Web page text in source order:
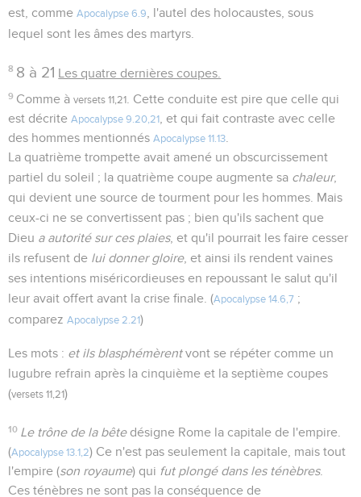
est, comme Apocalypse 6.9
, l'autel des holocaustes, sous
lequel sont les âmes des martyrs.
8 8 à 21 Les quatre dernières coupes.
9 Comme àversets 11,21
. Cette conduite est pire que celle qui
est décrite Apocalypse 9.20,21
, et qui fait contraste avec celle
des hommes mentionnés Apocalypse 11.13
La quatrième trompette avait amené un obscurcissement
partiel du soleil ; la quatrième coupe augmente sa chaleur,
qui devient une source de tourment pour les hommes. Mais
ceux-ci ne se convertissent pas ; bien qu'ils sachent que
Dieu a autorité sur ces plaies, et qu'il pourrait les faire cesser
ils refusent de lui donner gloire, et ainsi ils rendent vaines
ses intentions miséricordieuses en repoussant le salut qu'il
leur avait offert avant la crise finale. (Apocalypse 14.6,7 ;
comparez Apocalypse 2.21)
Les mots : et ils blasphémèrentvont se répéter comme un
lugubre refrain après la cinquième et la septième coupes
(versets 11,21)
10 Le trône de la bêtedésigne Rome la capitale de l'empire.
(Apocalypse 13.1,2) Ce n'est pas seulement la capitale, mais tout
l'empire (son royaume) qui fut plongé dans les ténèbres.
Ces ténèbres ne sont pas la conséquence de